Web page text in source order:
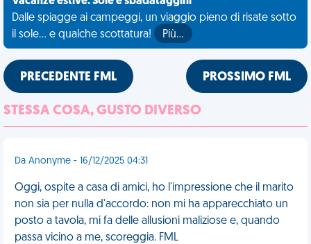
Dalle spiagge ai campeggi, un viaggio pieno di risate sotto
il sole... e qualche scottatura!
Più…
PRECEDENTE FML PROSSIMO FML
STESSA COSA, GUSTO DIVERSO
Da Anonyme - 16/12/2025 04:31
Oggi, ospite a casa di amici, ho l'impressione che il marito
non sia per nulla d'accordo: non mi ha apparecchiato un
posto a tavola, mi fa delle allusioni maliziose e, quando
passa vicino a me, scoreggia. FML